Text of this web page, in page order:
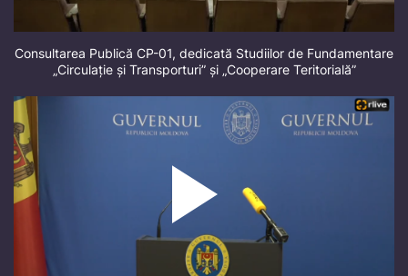
Consultarea Publică CP-01, dedicată Studiilor de Fundamentare
„Circulație și Transporturi” și „Cooperare Teritorială”